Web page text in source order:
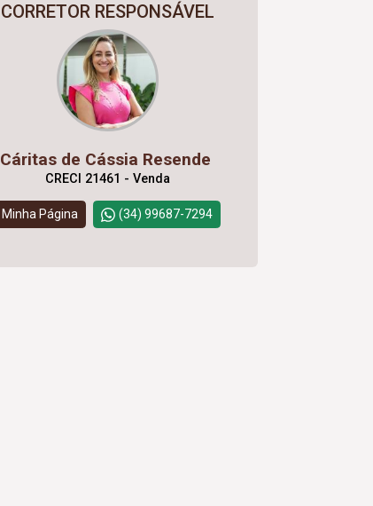
CORRETOR RESPONSÁVEL
Cáritas de Cássia Resende
CRECI 21461 - Venda
Minha Página (34) 99687-7294